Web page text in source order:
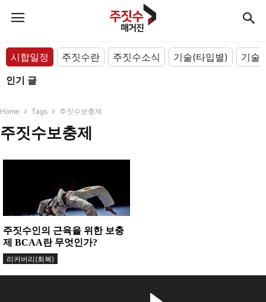
시합일정 주짓수란 주짓수소식 기술(타입별)
기술
인기 글
Home Tags 주짓수보충제
주짓수보충제
주짓수인의 근육을 위한 보충
제 BCAA란 무엇인가?
리커버리(회복)